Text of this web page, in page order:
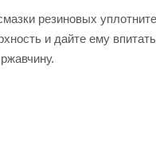
резиновых
и дайте ему